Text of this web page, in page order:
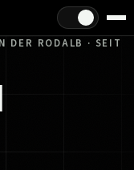
Hell/Dunkel
DER RODALB · SEIT